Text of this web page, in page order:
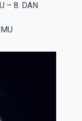
– 8. DAN